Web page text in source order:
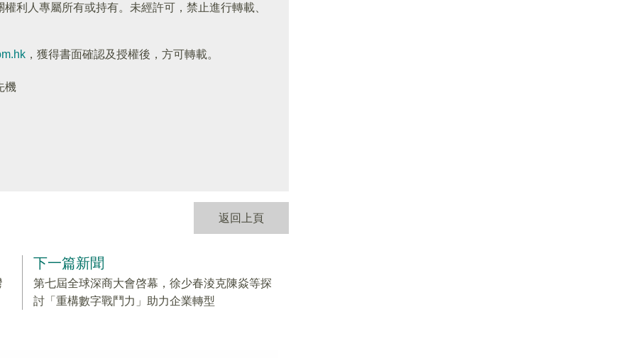
利人專屬所有或持有。未經許可，禁止進行轉載、
，獲得書面確認及授權後，方可轉載。
機
返回上頁
下一篇新聞
第七屆全球深商大會啓幕，徐少春淩克陳焱等探
討「重構數字戰鬥力」助力企業轉型